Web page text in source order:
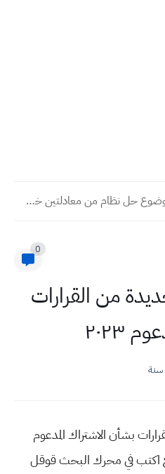
شرح موضوع حل نظام من معادلتين خطيتين بداية الفصل الثالث...
0
من القرارات
٢٠٢٣
بشأن الاشتراك المدعوم
اكتب في محرك البحث قوقل